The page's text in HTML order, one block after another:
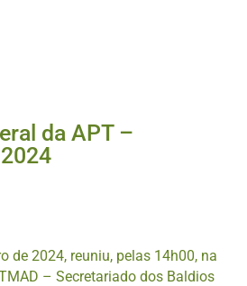
da APT –
de 2024, reuniu, pelas 14h00, na
– Secretariado dos Baldios